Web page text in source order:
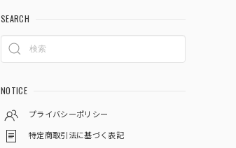
SEARCH
NOTICE
プライバシーポリシー
特定商取引法に基づく表記